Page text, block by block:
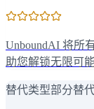
UnboundAI 将所
助您解锁无限可能
替代类型部分替